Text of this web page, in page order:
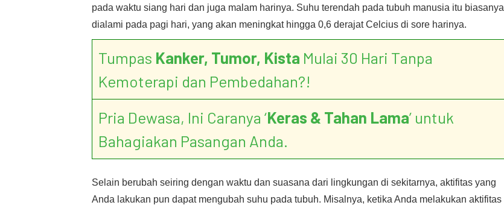
pada waktu siang hari dan juga malam harinya. Suhu terendah pada tubuh manusia itu biasanya
dialami pada pagi hari, yang akan meningkat hingga 0,6 derajat Celcius di sore harinya.
Tumpas Kanker, Tumor, Kista Mulai 30 Hari Tanpa
Kemoterapi dan Pembedahan?!
Pria Dewasa, Ini Caranya ‘Keras & Tahan Lama’ untuk
Bahagiakan Pasangan Anda.
Selain berubah seiring dengan waktu dan suasana dari lingkungan di sekitarnya, aktifitas yang
Anda lakukan pun dapat mengubah suhu pada tubuh. Misalnya, ketika Anda melakukan aktifitas